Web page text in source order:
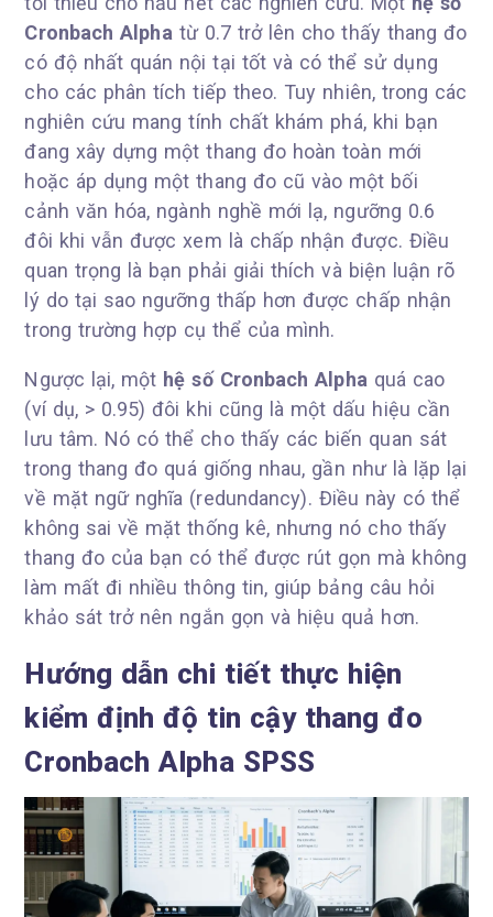
Cronbach Alpha từ 0.7 trở lên cho thấy thang đo
có độ nhất quán nội tại tốt và có thể sử dụng
cho các phân tích tiếp theo. Tuy nhiên, trong các
nghiên cứu mang tính chất khám phá, khi bạn
đang xây dựng một thang đo hoàn toàn mới
hoặc áp dụng một thang đo cũ vào một bối
cảnh văn hóa, ngành nghề mới lạ, ngưỡng 0.6
đôi khi vẫn được xem là chấp nhận được. Điều
quan trọng là bạn phải giải thích và biện luận rõ
lý do tại sao ngưỡng thấp hơn được chấp nhận
trong trường hợp cụ thể của mình.
Ngược lại, một hệ số Cronbach Alpha quá cao
(ví dụ, > 0.95) đôi khi cũng là một dấu hiệu cần
lưu tâm. Nó có thể cho thấy các biến quan sát
trong thang đo quá giống nhau, gần như là lặp lại
về mặt ngữ nghĩa (redundancy). Điều này có thể
không sai về mặt thống kê, nhưng nó cho thấy
thang đo của bạn có thể được rút gọn mà không
làm mất đi nhiều thông tin, giúp bảng câu hỏi
khảo sát trở nên ngắn gọn và hiệu quả hơn.
Hướng dẫn chi tiết thực hiện
kiểm định độ tin cậy thang đo
Cronbach Alpha SPSS